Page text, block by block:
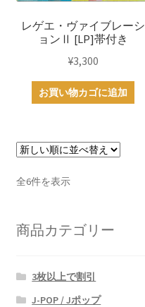
レゲエ・ヴァイブレーシ
ョンⅡ [LP]帯付き
¥3,300
お買い物カゴに追加
全6件を表示新
順
商品カテゴリー
3枚以上で割引
J-POP / Jポップ